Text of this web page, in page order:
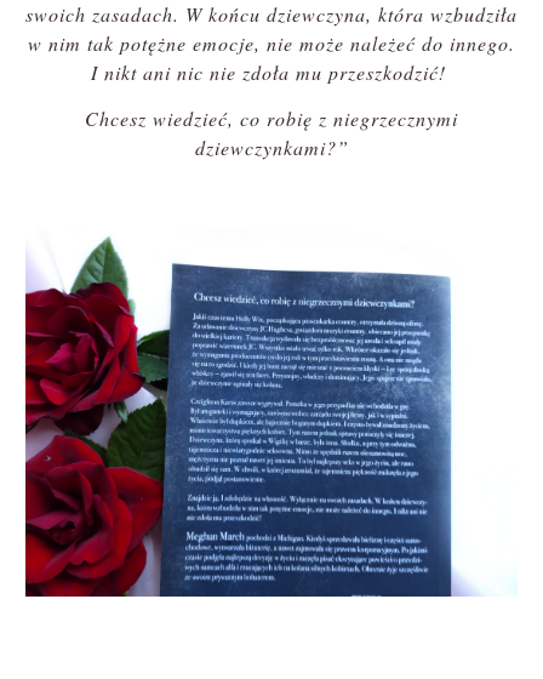
swoich zasadach. W końcu dziewczyna, która wzbudziła
w nim tak potężne emocje, nie może należeć do innego.
I nikt ani nic nie zdoła mu przeszkodzić!
Chcesz wiedzieć, co robię z niegrzecznymi
dziewczynkami?”